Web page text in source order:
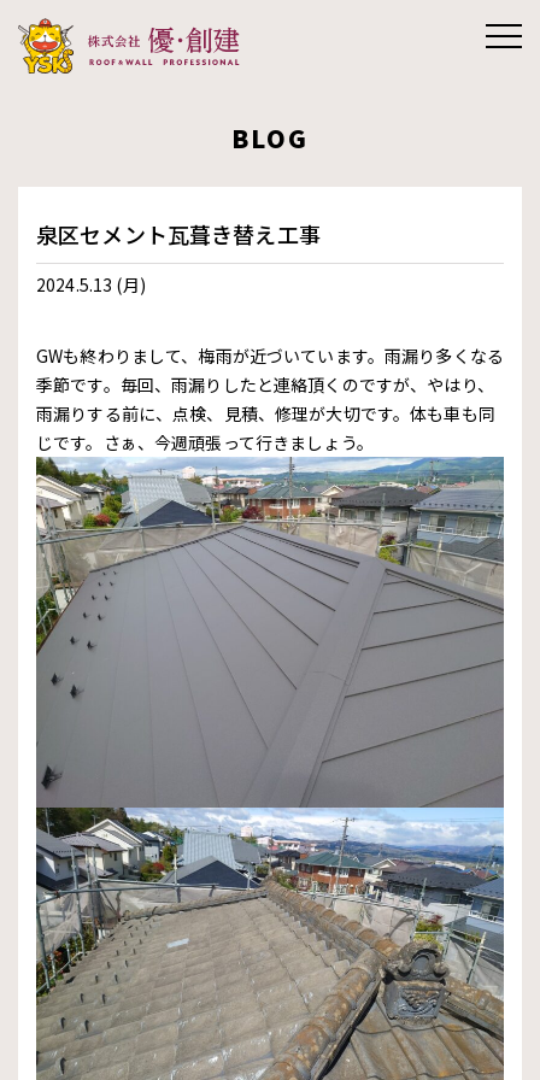
BLOG
泉区セメント瓦葺き替え工事
2024.5.13 (月)
GWも終わりまして、梅雨が近づいています。雨漏り多くなる
季節です。毎回、雨漏りしたと連絡頂くのですが、やはり、
雨漏りする前に、点検、見積、修理が大切です。体も車も同
じです。さぁ、今週頑張って行きましょう。